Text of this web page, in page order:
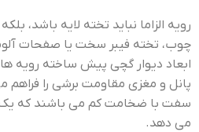
رویه الزاما نباید تخته لایه باشد،
چوب، تخته فیبر سخت یا صفحات
ابعاد دیوار گچی پیش ساخته
پانل و مغزی مقاومت برشی را فراهم
سفت با ضخامت کم می باشند که
می دهد.